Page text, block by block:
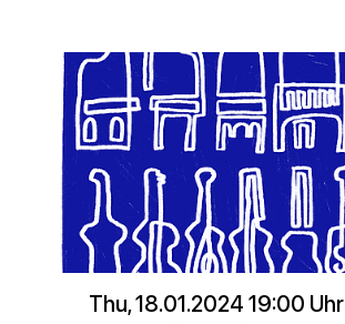
Thu, 18.01.2024 19:00 Uhr